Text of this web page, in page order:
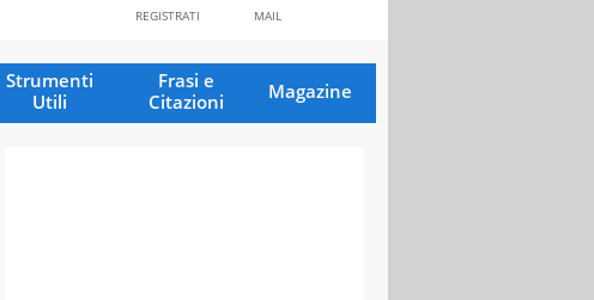
MAIL
REGISTRATI
Strumenti
Utili
Frasi e
Citazioni
Magazine